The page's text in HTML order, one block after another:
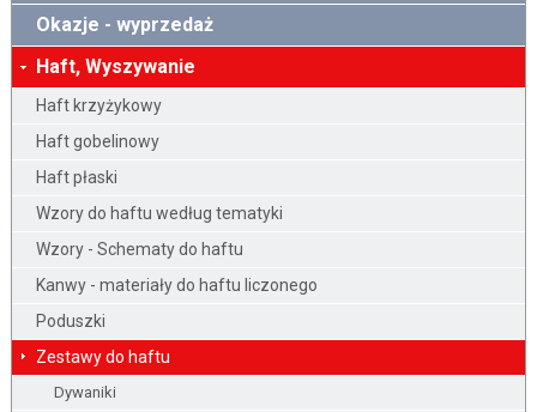
Okazje - wyprzedaż
Haft, Wyszywanie
Haft krzyżykowy
Haft gobelinowy
Haft płaski
Wzory do haftu według tematyki
Wzory - Schematy do haftu
Kanwy - materiały do haftu liczonego
Poduszki
Zestawy do haftu
Dywaniki